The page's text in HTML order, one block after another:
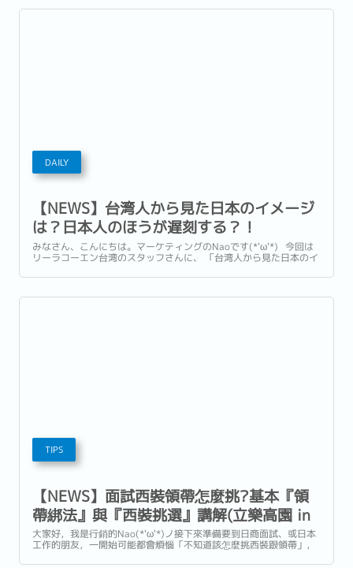
DAILY
【NEWS】台湾人から見た日本のイメージ
は？日本人のほうが遅刻する？！
（Reeracoenチャンネル）
みなさん、こんにちは。マーケティングのNaoです(*'ω'*) 今回は
リーラコーエン台湾のスタッフさんに、 「台湾人から見た日本のイ
メージ持ってるのでしょうか？ こちらでご覧ください👇...
TIPS
【NEWS】面試西裝領帶怎麼挑?基本『領
帶綁法』與『西裝挑選』講解(立樂高園 in
台灣)
大家好，我是行銷的Nao(*'ω'*)ノ接下來準備要到日商面試、或日本
工作的朋友，一開始可能都會煩惱「不知道該怎麼挑西裝跟領帶」，​​​